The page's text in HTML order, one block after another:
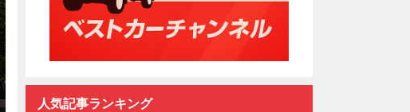
人気記事ランキング